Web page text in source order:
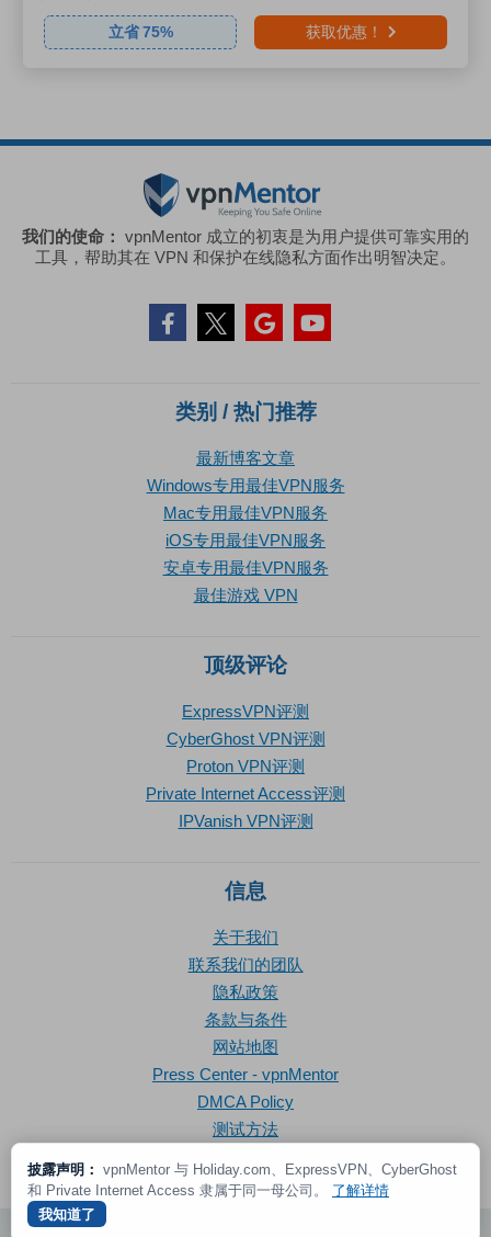
立省 75% 获取优惠！
我们的使命： vpnMentor 成立的初衷是为用户提供可靠实用的
工具，帮助其在 VPN 和保护在线隐私方面作出明智决定。
类别 / 热门推荐
最新博客文章
Windows专用最佳VPN服务
Mac专用最佳VPN服务
iOS专用最佳VPN服务
安卓专用最佳VPN服务
最佳游戏 VPN
顶级评论
ExpressVPN评测
CyberGhost VPN评测
Proton VPN评测
Private Internet Access评测
IPVanish VPN评测
信息
关于我们
联系我们的团队
隐私政策
条款与条件
网站地图
Press Center - vpnMentor
DMCA Policy
测试方法
披露声明： vpnMentor 与 Holiday.com、ExpressVPN、CyberGhost
和 Private Internet Access 隶属于同一母公司。 了解详情
我知道了